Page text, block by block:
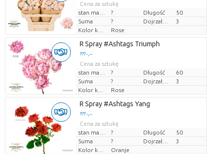
Cena za sztukę
? Długość
50
Suma
?
3
Kolor kwiatów
Rose
R Spray #Ashtags Triumph
??? -,--
Cena za sztukę
? Długość
60
Suma
?
3
Kolor kwiatów
Rose
R Spray #Ashtags Yang
??? -,--
Cena za sztukę
? Długość
50
Suma
?
3
Kolor kwiatów
Oranje